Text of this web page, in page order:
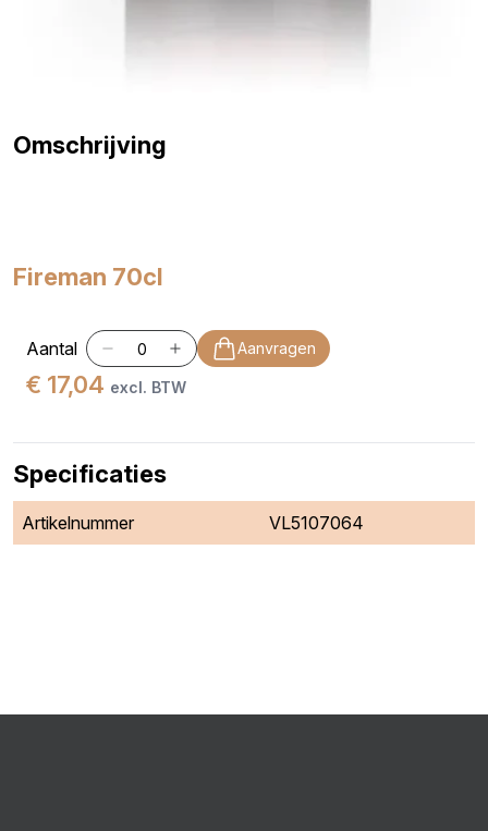
Omschrijving
Fireman 70cl
Aantal Aanvragen
€ 17,04 excl. BTW
Specificaties
Artikelnummer VL5107064